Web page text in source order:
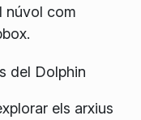
núvol com
els arxius